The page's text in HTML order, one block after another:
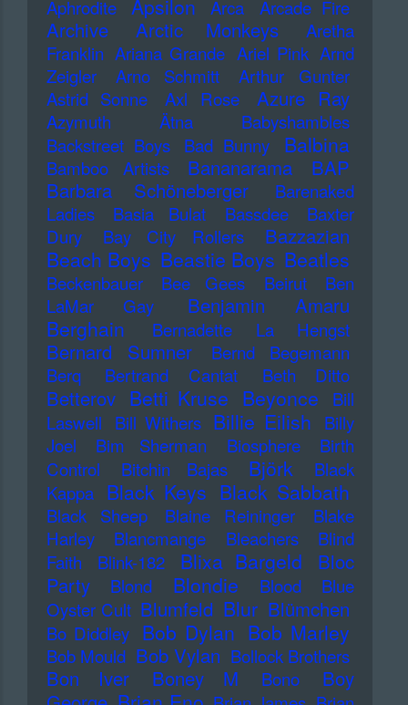
Aphrodite Apsilon Arca Arcade Fire
Archive Arctic Monkeys
Aretha
Franklin Ariana Grande Ariel Pink Arnd
Zeigler
Arno Schmitt
Arthur Gunter
Astrid Sonne
Axl Rose Azure Ray
Azymuth Ätna
Babyshambles
Backstreet Boys
Bad Bunny Balbina
Bamboo Artists Bananarama
BAP
Barbara Schöneberger
Barenaked
Ladies
Basia Bulat Bassdee
Baxter
Dury
Bay City Rollers Bazzazian
Beach Boys Beastie Boys Beatles
Beckenbauer Bee Gees Beirut
Ben
LaMar Gay
Benjamin Amaru
Berghain Bernadette La Hengst
Bernard Sumner
Bernd Begemann
Berq
Bertrand Cantat Beth Ditto
Betterov Betti Kruse Beyonce
Bill
Laswell
Bill Withers Billie Eilish
Billy
Joel
Bim Sherman Biosphere
Birth
Control
Bitchin Bajas Björk
Black
Kappa Black Keys Black Sabbath
Black Sheep Blaine Reininger
Blake
Harley
Blancmange Bleachers
Blind
Faith
Blink-182 Blixa Bargeld
Bloc
Party
Blond Blondie Blood
Blue
Oyster Cult Blumfeld Blur Blümchen
Bo Diddley Bob Dylan Bob Marley
Bob Mould Bob Vylan Bollock Brothers
Bon Iver Boney M Bono
Boy